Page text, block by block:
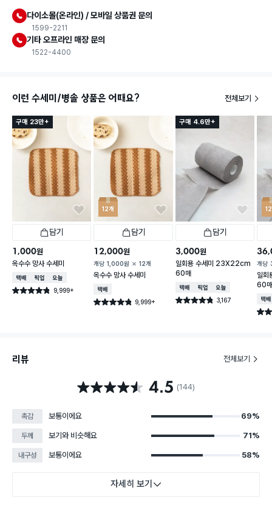
다이소몰(온라인) / 모바일 상품권 문의
1599-2211
기타 오프라인 매장 문의
1522-4400
이런 수세미/병솔 상품은 어때요? 전체보기
구매 23만+
담기
1,000원
옥수수 망사 수세미
택배배송매장픽업오늘배송
별점 4.8점 9,999+
건 작성
12개
담기
12,000원
개당 1,000원 12개
옥수수 망사 수세미
택배배송
별점 4.8점 9,999+
건 작성
구매 4.6만+
담기
3,000원
일회용 수세미 23X22cm
60매
택배배송매장픽업오늘배송
별점 4.8점 3,167
건 작성
개당
일
60
택배
별점
리뷰 전체보기
별점 4.5점 4.5 (144)
촉감 보통이에요 69%
두께 보기와 비슷해요 71%
내구성 보통이에요 58%
자세히 보기